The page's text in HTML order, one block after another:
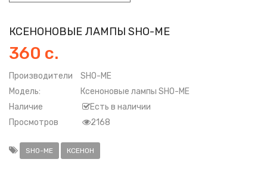
КСЕНОНОВЫЕ ЛАМПЫ SHO-ME
360 с.
Производители
SHO-ME
Модель:
Ксеноновые лампы SHO-ME
Наличие
Есть в наличии
Просмотров
2168
SHO-ME КСЕНОН